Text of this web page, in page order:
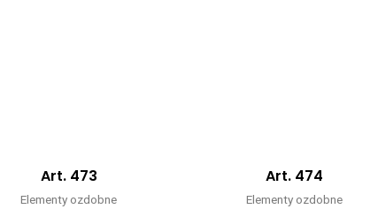
Art. 473
Elementy ozdobne
Art. 474
Elementy ozdobne